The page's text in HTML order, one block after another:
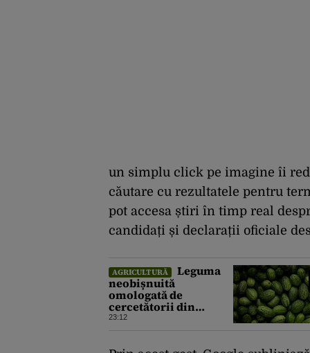
un simplu click pe imagine îi
căutare cu rezultatele pentru
pot accesa știri în timp real
candidați și declarații oficiale
AGRICULTURĂ
Leguma
neobișnuită
omologată de
cercetătorii din
Buzău, gata de lansare
23:12